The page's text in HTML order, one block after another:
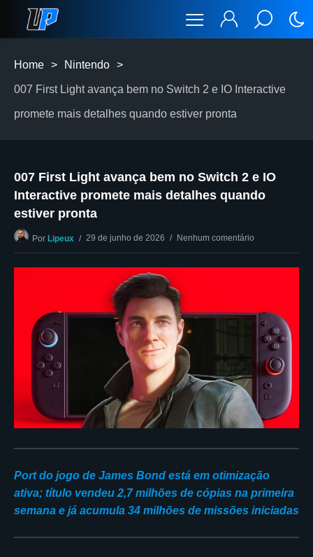
Home > Nintendo >
007 First Light avança bem no Switch 2 e IO Interactive
promete mais detalhes quando estiver pronta
007 First Light avança bem no Switch 2 e IO
Interactive promete mais detalhes quando
estiver pronta
Por Lipeux 29 de junho de 2026 Nenhum comentário
Port do jogo de James Bond está em otimização
ativa; título vendeu 2,7 milhões de cópias na primeira
semana e já acumula 34 milhões de missões iniciadas